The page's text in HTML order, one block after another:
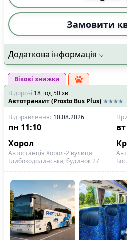
🔌Електроніка та розваги:
Розетки біля кожного
🔌Розетки в салоні
📺Телевізор
🎧Особистий
📶Інтернет-з'язок:
📡Wi-Fi із стабільним
📱Wi-Fi 4G
🧳 Особливий багаж
🚲 Місце для велосипеда
👶Місце для дитячого
♿Місце для інвалідного
Показано всі 8
рейси
Замовити
Додаткова інформація
Вікові знижки
В дорозі:18 год50хв
Автотранзит (Prosto Bus Plus)
Відправлення: 10.08.2026
пн 11:10 вт
Хорол
Автостанція Хорол-2 вулиця
Глибокодолинська; будинок 27